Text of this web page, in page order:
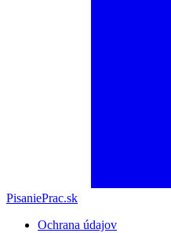
PisaniePrac.sk
Ochrana údajov